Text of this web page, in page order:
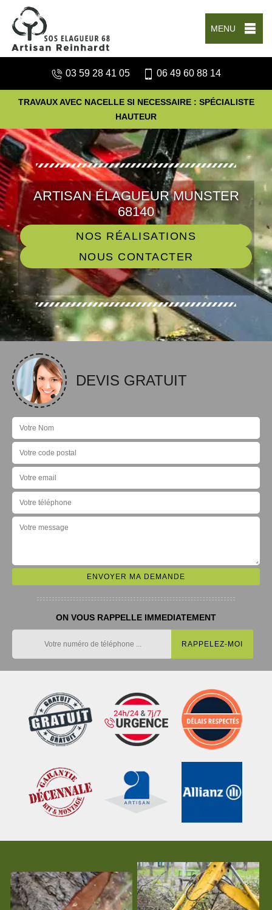
MENU
03 59 28 41 05 06 49 60 88 14
TRAVAUX AVEC NACELLE SI NECESSAIRE : SPÉCIALISTE
HAUTEUR
ARTISAN ÉLAGUEUR MUNSTER
68140
NOS RÉALISATIONS
NOUS CONTACTER
DEVIS GRATUIT
ON VOUS RAPPELLE IMMEDIATEMENT